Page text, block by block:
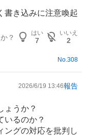
書き込みに注意喚起
？
はい
7
いいえ
2
No.308
2026/6/19 13:46報告
ょうか？
いるのか？
ングの対応を批判し